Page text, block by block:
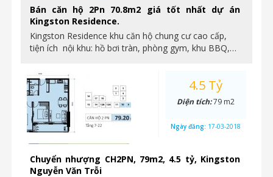
Bán căn hộ 2Pn 70.8m2 giá tốt nhất dự án
Kingston Residence.
Kingston Residence khu căn hộ chung cư cao cấp,
tiện ích nội khu: hồ bơi tràn, phòng gym, khu BBQ,…
Chuyển nhượng CH2PN, 79m2, 4.5 tỷ, Kingston
Nguyễn Văn Trỗi
4.5 Tỷ
Diện tích:79 m2
Ngày đăng: 17-03-2018